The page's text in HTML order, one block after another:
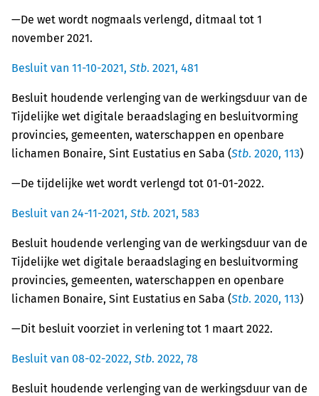
—De wet wordt nogmaals verlengd, ditmaal tot 1
november 2021.
Besluit van 11-10-2021, Stb. 2021, 481
Besluit houdende verlenging van de werkingsduur van de
Tijdelijke wet digitale beraadslaging en besluitvorming
provincies, gemeenten, waterschappen en openbare
lichamen Bonaire, Sint Eustatius en Saba (Stb. 2020, 113)
—De tijdelijke wet wordt verlengd tot 01-01-2022.
Besluit van 24-11-2021, Stb. 2021, 583
Besluit houdende verlenging van de werkingsduur van de
Tijdelijke wet digitale beraadslaging en besluitvorming
provincies, gemeenten, waterschappen en openbare
lichamen Bonaire, Sint Eustatius en Saba (Stb. 2020, 113)
—Dit besluit voorziet in verlening tot 1 maart 2022.
Besluit van 08-02-2022, Stb. 2022, 78
Besluit houdende verlenging van de werkingsduur van de